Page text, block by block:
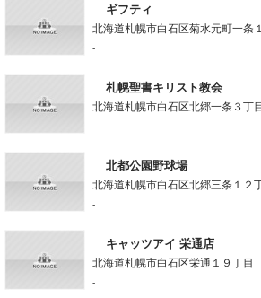
ギフティ
北海道札幌市白石区菊水元町一条
-
札幌聖書キリスト教会
北海道札幌市白石区北郷一条３丁
-
北都公園野球場
北海道札幌市白石区北郷三条１２
-
キャッツアイ 栄通店
北海道札幌市白石区栄通１９丁目
-